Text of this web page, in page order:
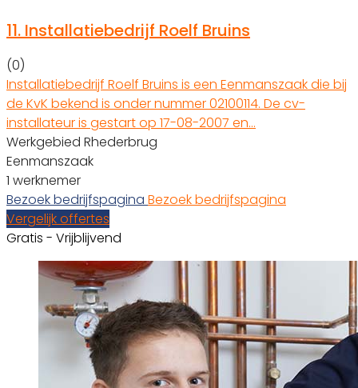
11. Installatiebedrijf Roelf Bruins
(0)
Installatiebedrijf Roelf Bruins is een Eenmanszaak die bij
de KvK bekend is onder nummer 02100114. De cv-
installateur is gestart op 17-08-2007 en…
Werkgebied Rhederbrug
Eenmanszaak
1 werknemer
Bezoek bedrijfspagina Bezoek bedrijfspagina
Vergelijk offertes
Gratis - Vrijblijvend